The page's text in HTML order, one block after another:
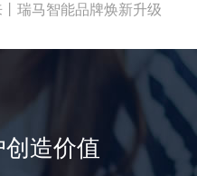
瑞马智能品牌焕新升级
造价值